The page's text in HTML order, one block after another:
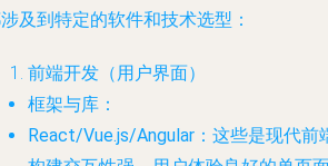
及到特定的软件和技术选型：
前端开发（用户界面）
框架与库 ：
React/Vue.js/Angular ：这些是现代